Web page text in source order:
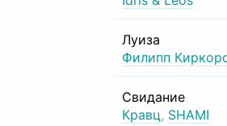
Луиза
Филипп
Свидание
Кравц, SHAMI